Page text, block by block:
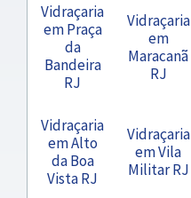
Vidraçaria
em Praça
da
Bandeira
RJ
Vidraçaria
em
Maracanã
RJ
Vidraçaria
em Alto
da Boa
Vista RJ
Vidraçaria
em Vila
Militar RJ